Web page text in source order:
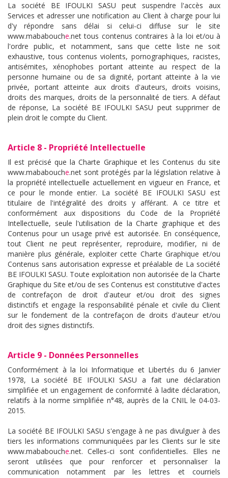
La société BE IFOULKI SASU peut suspendre l'accès aux
Services et adresser une notification au Client à charge pour lui
d'y répondre sans délai si celui-ci diffuse sur le site
www.mababouche.net tous contenus contraires à la loi et/ou à
l'ordre public, et notamment, sans que cette liste ne soit
exhaustive, tous contenus violents, pornographiques, racistes,
antisémites, xénophobes portant atteinte au respect de la
personne humaine ou de sa dignité, portant atteinte à la vie
privée, portant atteinte aux droits d'auteurs, droits voisins,
droits des marques, droits de la personnalité de tiers. A défaut
de réponse, La société BE IFOULKI SASU peut supprimer de
plein droit le compte du Client.
Article 8 - Propriété Intellectuelle
Il est précisé que la Charte Graphique et les Contenus du site
www.mababouche.net sont protégés par la législation relative à
la propriété intellectuelle actuellement en vigueur en France, et
ce pour le monde entier. La société BE IFOULKI SASU est
titulaire de l'intégralité des droits y afférant. A ce titre et
conformément aux dispositions du Code de la Propriété
Intellectuelle, seule l'utilisation de la Charte graphique et des
Contenus pour un usage privé est autorisée. En conséquence,
tout Client ne peut représenter, reproduire, modifier, ni de
manière plus générale, exploiter cette Charte Graphique et/ou
Contenus sans autorisation expresse et préalable de La société
BE IFOULKI SASU. Toute exploitation non autorisée de la Charte
Graphique du Site et/ou de ses Contenus est constitutive d'actes
de contrefaçon de droit d'auteur et/ou droit des signes
distinctifs et engage la responsabilité pénale et civile du Client
sur le fondement de la contrefaçon de droits d'auteur et/ou
droit des signes distinctifs.
Article 9 - Données Personnelles
Conformément à la loi Informatique et Libertés du 6 Janvier
1978, La société BE IFOULKI SASU a fait une déclaration
simplifiée et un engagement de conformité à ladite déclaration,
relatifs à la norme simplifiée n°48, auprès de la CNIL le 04-03-
2015.
La société BE IFOULKI SASU s'engage à ne pas divulguer à des
tiers les informations communiquées par les Clients sur le site
www.mababouche.net. Celles-ci sont confidentielles. Elles ne
seront utilisées que pour renforcer et personnaliser la
communication notamment par les lettres et courriels